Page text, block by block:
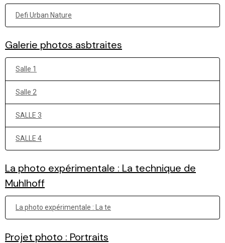
Defi Urban Nature
Galerie photos asbtraites
Salle 1
Salle 2
SALLE 3
SALLE 4
La photo expérimentale : La technique de
Muhlhoff
La photo expérimentale : La te
Projet photo : Portraits